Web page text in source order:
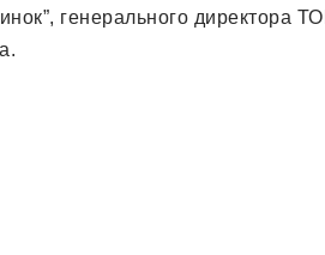
генерального директора